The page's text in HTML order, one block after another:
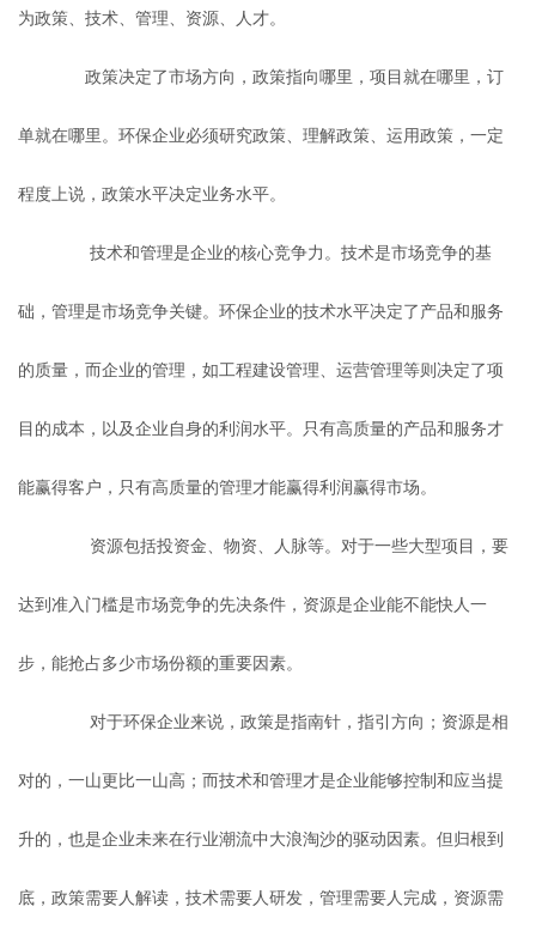
为政策、技术、管理、资源、人才。
政策决定了市场方向，政策指向哪里，项目就在哪里，订
单就在哪里。环保企业必须研究政策、理解政策、运用政策，一定
程度上说，政策水平决定业务水平。
技术和管理是企业的核心竞争力。技术是市场竞争的基
础，管理是市场竞争关键。环保企业的技术水平决定了产品和服务
的质量，而企业的管理，如工程建设管理、运营管理等则决定了项
目的成本，以及企业自身的利润水平。只有高质量的产品和服务才
能赢得客户，只有高质量的管理才能赢得利润赢得市场。
资源包括投资金、物资、人脉等。对于一些大型项目，要
达到准入门槛是市场竞争的先决条件，资源是企业能不能快人一
步，能抢占多少市场份额的重要因素。
对于环保企业来说，政策是指南针，指引方向；资源是相
对的，一山更比一山高；而技术和管理才是企业能够控制和应当提
升的，也是企业未来在行业潮流中大浪淘沙的驱动因素。但归根到
底，政策需要人解读，技术需要人研发，管理需要人完成，资源需